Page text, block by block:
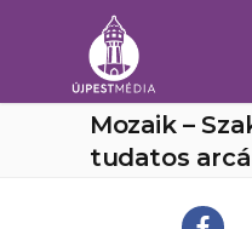
Mozaik –
tudatos